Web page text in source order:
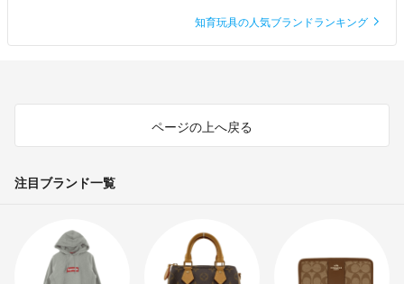
知育玩具の人気ブランドランキング
ページの上へ戻る
注目ブランド一覧